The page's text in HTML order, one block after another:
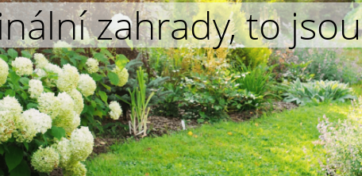
zahrady, to jsou